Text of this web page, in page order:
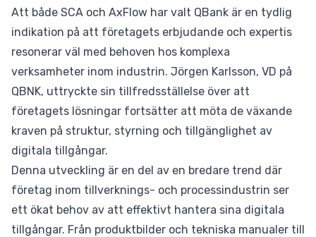
Att både SCA och AxFlow har valt QBank är en tydlig
indikation på att företagets erbjudande och expertis
resonerar väl med behoven hos komplexa
verksamheter inom industrin. Jörgen Karlsson, VD på
QBNK, uttryckte sin tillfredsställelse över att
företagets lösningar fortsätter att möta de växande
kraven på struktur, styrning och tillgänglighet av
digitala tillgångar.
Denna utveckling är en del av en bredare trend där
företag inom tillverknings- och processindustrin ser
ett ökat behov av att effektivt hantera sina digitala
tillgångar. Från produktbilder och tekniska manualer till